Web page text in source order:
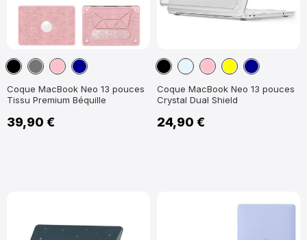
NoirGrisRoseBleu
Coque MacBook Neo 13 pouces
Tissu Premium Béquille
39,90 €
NoirTransparent
RoseJaune
Bleu
Coque MacBook Neo 13 pouces
Crystal Dual Shield
24,90 €